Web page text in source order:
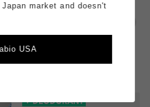
クスmarket and doesn't
USA